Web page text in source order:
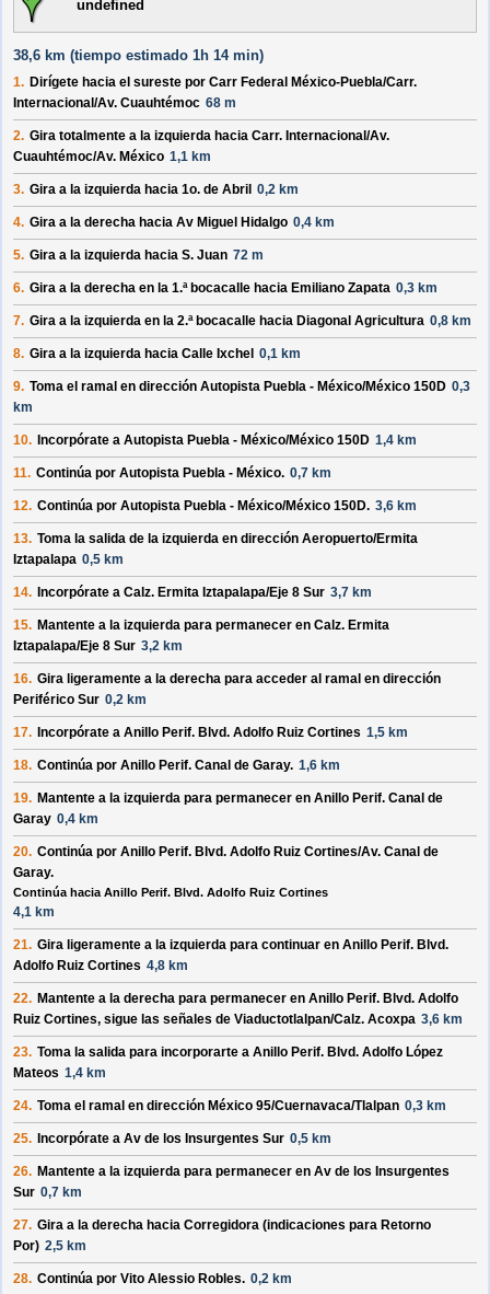
undefined
38,6 km (tiempo estimado 1h 14 min)
1. Dirígete hacia el sureste por Carr Federal México-Puebla/Carr.
Internacional /Av. Cuauhtémoc 68 m
2. Gira totalmente a la izquierda hacia Carr. Internacional /Av.
Cuauhtémoc/Av. México 1,1 km
3. Gira a la izquierda hacia 1o. de Abril 0,2 km
4. Gira a la derecha hacia Av Miguel Hidalgo 0,4 km
5. Gira a la izquierda hacia S. Juan 72 m
6. Gira a la derecha en la 1.ª bocacalle hacia Emiliano Zapata 0,3 km
7. Gira a la izquierda en la 2.ª bocacalle hacia Diagonal Agricultura 0,8 km
8. Gira a la izquierda hacia Calle Ixchel 0,1 km
9. Toma el ramal en dirección Autopista Puebla - México/México 150D 0,3
km
10. Incorpórate a Autopista Puebla - México/México 150D 1,4 km
11. Continúa por Autopista Puebla - México. 0,7 km
12. Continúa por Autopista Puebla - México/México 150D. 3,6 km
13. Toma la salida de la izquierda en dirección Aeropuerto/Ermita
Iztapalapa 0,5 km
14. Incorpórate a Calz. Ermita Iztapalapa/Eje 8 Sur 3,7 km
15. Mantente a la izquierda para permanecer en Calz. Ermita
Iztapalapa/Eje 8 Sur 3,2 km
16. Gira ligeramente a la derecha para acceder al ramal en dirección
Periférico Sur 0,2 km
17. Incorpórate a Anillo Perif. Blvd. Adolfo Ruiz Cortines 1,5 km
18. Continúa por Anillo Perif. Canal de Garay. 1,6 km
19. Mantente a la izquierda para permanecer en Anillo Perif. Canal de
Garay 0,4 km
20. Continúa por Anillo Perif. Blvd. Adolfo Ruiz Cortines/Av. Canal de
Garay.
Continúa hacia Anillo Perif. Blvd. Adolfo Ruiz Cortines
4,1 km
21. Gira ligeramente a la izquierda para continuar en Anillo Perif. Blvd.
Adolfo Ruiz Cortines 4,8 km
22. Mantente a la derecha para permanecer en Anillo Perif. Blvd. Adolfo
Ruiz Cortines, sigue las señales de Viaductotlalpan/Calz. Acoxpa 3,6 km
23. Toma la salida para incorporarte a Anillo Perif. Blvd. Adolfo López
Mateos 1,4 km
24. Toma el ramal en dirección México 95/Cuernavaca/Tlalpan 0,3 km
25. Incorpórate a Av de los Insurgentes Sur 0,5 km
26. Mantente a la izquierda para permanecer en Av de los Insurgentes
Sur 0,7 km
27. Gira a la derecha hacia Corregidora (indicaciones para Retorno
Por) 2,5 km
28. Continúa por Vito Alessio Robles. 0,2 km